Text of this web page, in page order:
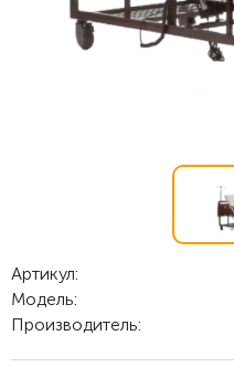
Артикул:
Модель:
Производитель: